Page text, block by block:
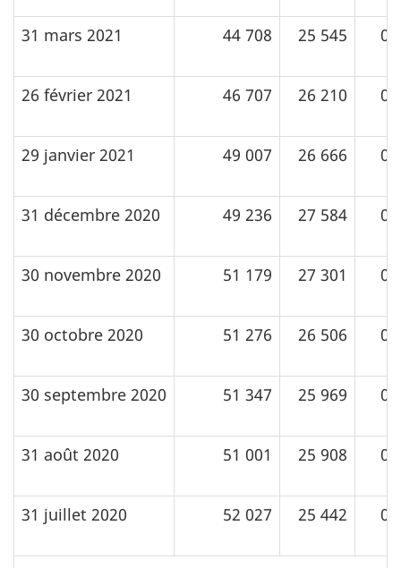
31 mars 2021 44 708 25 545 0
26 février 2021 46 707 26 210 0
29 janvier 2021 49 007 26 666 0
31 décembre 2020 49 236 27 584 0
30 novembre 2020 51 179 27 301 0
30 octobre 2020 51 276 26 506 0
30 septembre 2020 51 347 25 969 0
31 août 2020 51 001 25 908 0
31 juillet 2020 52 027 25 442 0